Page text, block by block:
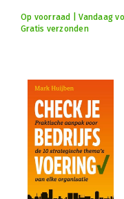
Op voorraad | Vandaag
Gratis verzonden